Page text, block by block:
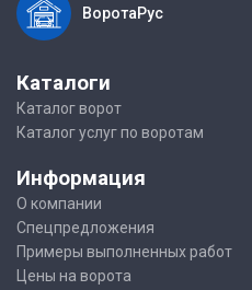
ВоротаРус
Каталоги
Каталог ворот
Каталог услуг по воротам
Информация
О компании
Спецпредложения
Примеры выполненных работ
Цены на ворота